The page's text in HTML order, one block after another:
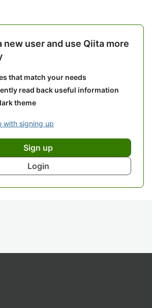
new user and use Qiita more
that match your needs
read back useful information
theme
with signing up
Sign up
Login